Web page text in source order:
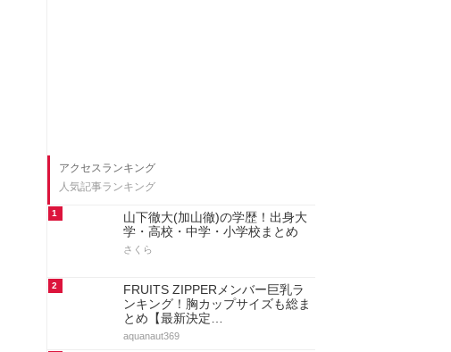
アクセスランキング
人気記事ランキング
1
山下徹大(加山徹)の学歴！出身大
学・高校・中学・小学校まとめ
さくら
2
FRUITS ZIPPERメンバー巨乳ラ
ンキング！胸カップサイズも総ま
とめ【最新決定…
aquanaut369